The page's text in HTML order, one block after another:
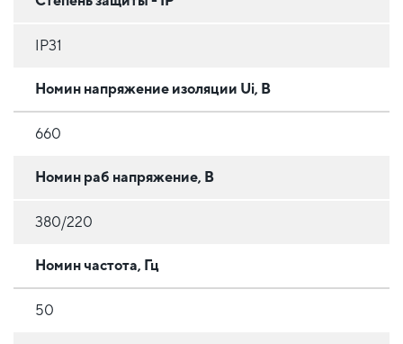
IP31
Номин напряжение изоляции Ui, В
660
Номин раб напряжение, В
380/220
Номин частота, Гц
50